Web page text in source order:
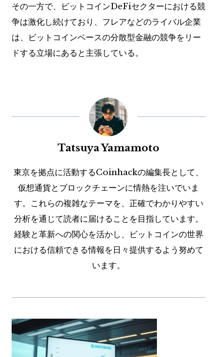
その一方で、ビットコインDeFiセクターにおける競
争は激化し続けており、フレアなどのライバル企業
は、ビットコインベースの分散型金融の競争をリー
ドする立場にあると主張している。
Tatsuya Yamamoto
東京を拠点に活動するCoinhackの編集長として、
仮想通貨とブロックチェーンに情熱を注いでいま
す。これらの複雑なテーマを、正確でわかりやすい
分析を通じて読者に届けることを目指しています。
経験と革新への関心を活かし、ビットコインの世界
における信頼できる情報を日々提供するよう努めて
います。